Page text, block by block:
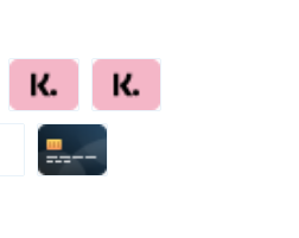
Klarna Ratenzahlung
Klarna Rechnung